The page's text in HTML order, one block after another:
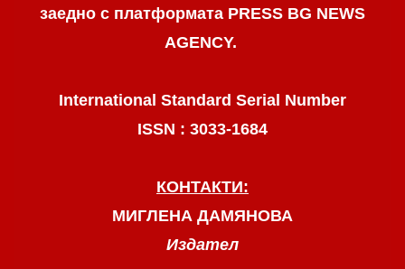
заедно с платформата PRESS BG NEWS
AGENCY.
International Standard Serial Number
ISSN : 3033-1684
КОНТАКТИ:
МИГЛЕНА ДАМЯНОВА
Издател